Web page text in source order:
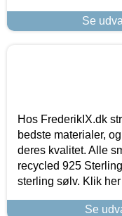
Se
Hos FrederikIX.dk
bedste materialer,
deres kvalitet. Alle
recycled 925
sterling sølv. Klik
Se